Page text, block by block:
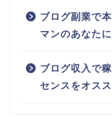
ブログ副業で
マンのあなた
ブログ収入で
センスをオス